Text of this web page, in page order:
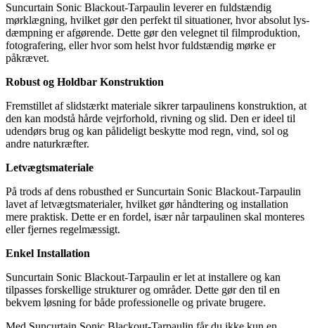
Suncurtain Sonic Blackout-Tarpaulin leverer en fuldstændig
mørklægning, hvilket gør den perfekt til situationer, hvor absolut lys-
dæmpning er afgørende. Dette gør den velegnet til filmproduktion,
fotografering, eller hvor som helst hvor fuldstændig mørke er
påkrævet.
Robust og Holdbar Konstruktion
Fremstillet af slidstærkt materiale sikrer tarpaulinens konstruktion, at
den kan modstå hårde vejrforhold, rivning og slid. Den er ideel til
udendørs brug og kan pålideligt beskytte mod regn, vind, sol og
andre naturkræfter.
Letvægtsmateriale
På trods af dens robusthed er Suncurtain Sonic Blackout-Tarpaulin
lavet af letvægtsmaterialer, hvilket gør håndtering og installation
mere praktisk. Dette er en fordel, især når tarpaulinen skal monteres
eller fjernes regelmæssigt.
Enkel Installation
Suncurtain Sonic Blackout-Tarpaulin er let at installere og kan
tilpasses forskellige strukturer og områder. Dette gør den til en
bekvem løsning for både professionelle og private brugere.